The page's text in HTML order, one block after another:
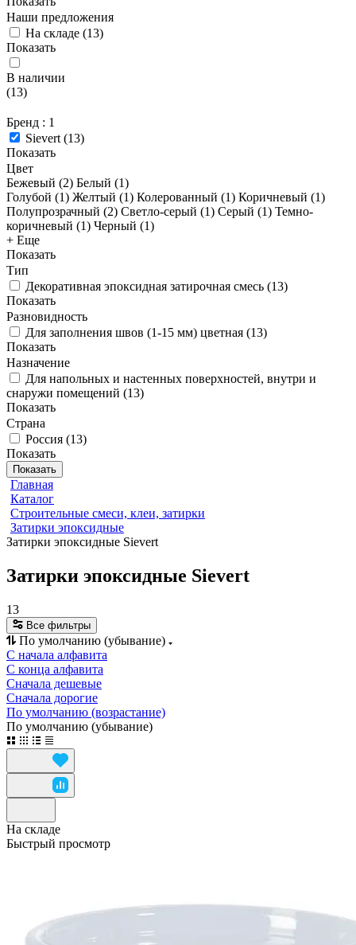
Наши предложения
На складе (13)
Показать
В наличии
(13)
Бренд : 1
Sievert (13)
Показать
Цвет
Бежевый (2) Белый (1)
Голубой (1) Желтый (1) Колерованный (1) Коричневый (1)
Полупрозрачный (2) Светло-серый (1) Серый (1) Темно-
коричневый (1) Черный (1)
+ Еще
Показать
Тип
Декоративная эпоксидная затирочная смесь (13)
Показать
Разновидность
Для заполнения швов (1-15 мм) цветная (13)
Показать
Назначение
Для напольных и настенных поверхностей, внутри и
снаружи помещений (13)
Показать
Страна
Россия (13)
Показать
Показать
Главная
Каталог
Строительные смеси, клеи, затирки
Затирки эпоксидные
Затирки эпоксидные Sievert
Затирки эпоксидные Sievert
13
Все фильтры
По умолчанию (убывание)
С начала алфавита
С конца алфавита
Сначала дешевые
Сначала дорогие
По умолчанию (возрастание)
По умолчанию (убывание)
На складе
Быстрый просмотр